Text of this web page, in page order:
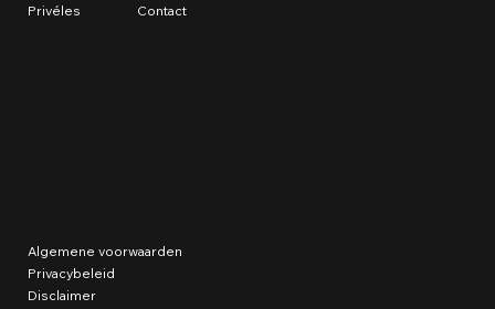
Privéles
Contact
Algemene voorwaarden
Privacybeleid
Disclaimer